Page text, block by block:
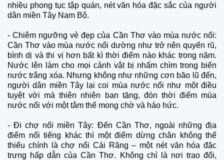
nhiều phong tục tập quán, nét văn hóa đặc sắc của người
dân miền Tây Nam Bộ.
- Chiêm ngưỡng vẻ đẹp của Cần Thơ vào mùa nước nổi:
Cần Thơ vào mùa nước nổi dường như trở nên quyến rũ,
bình dị và thi vị hơn bất kì thời điểm nào khác trong năm.
Nước lên làm cho mọi cảnh vật bị nhấm chìm trong biển
nước trắng xóa. Nhưng không như những cơn bão lũ đến,
người dân miền Tây lại coi mùa nước nổi như một điều
tuyệt vời mà thiên nhiên ban tặng, đón thời điểm mùa
nước nổi với một tâm thế mong chờ và háo hức.
- Đi chợ nổi miền Tây: Đến Cần Thơ, ngoài những địa
điểm nổi tiếng khác thì một điểm dừng chân không thể
thiếu chính là chợ nổi Cái Răng – một nét văn hóa đặc
trưng hấp dẫn của Cần Thơ. Không chỉ là nơi trao đổi,